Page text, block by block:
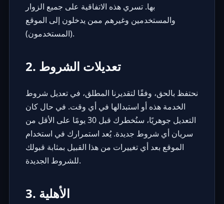
بها. تسري هذه الاتفاقية على جميع الزوار
والمستخدمين وغيرهم ممن يدخلون إلى الموقع
(المستخدمون).
2. تعديلات الشروط
نحتفظ بالحق، وفقًا لتقديرنا المطلق، في تعديل شروط
الخدمة هذه أو استبدالها في أي وقت. في حال كان
التعديل جوهريًا، سنُخطرك قبل 30 يومًا على الأقل من
سريان أي شروط جديدة. يُعد استمرارك في استخدام
الموقع بعد أي تغييرات من هذا القبيل بمثابة قبولك
للشروط الجديدة.
3. الأهلية